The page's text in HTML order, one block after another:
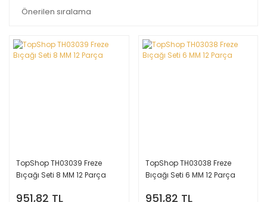
TopShop TH03039 Freze
Bıçağı Seti 8 MM 12 Parça
951,82 TL
TopShop TH03038 Freze
Bıçağı Seti 6 MM 12 Parça
951,82 TL